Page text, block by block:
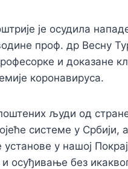
је осудила
проф. др Весну
и доказане
коронавируса.
људи од
системе у Србији,
установе у нашој П
без